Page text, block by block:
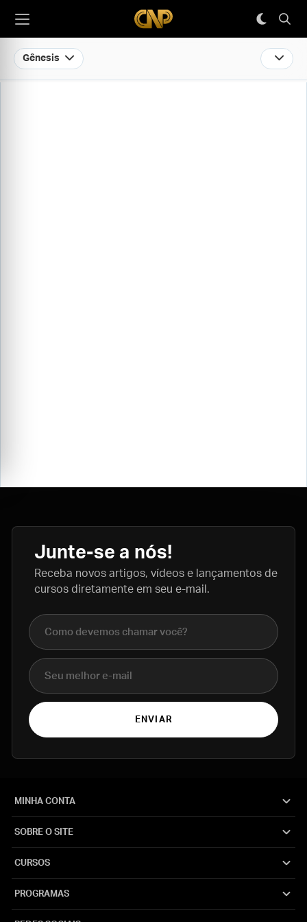
Gênesis
Junte-se a nós!
Receba novos artigos, vídeos e lançamentos de
cursos diretamente em seu e-mail.
Nome completo
E-mail
ENVIAR
MINHA CONTA
SOBRE O SITE
CURSOS
PROGRAMAS